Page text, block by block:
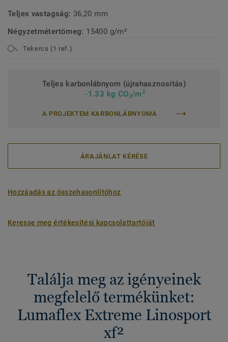
Teljes vastagság: 36,20 mm
Négyzetmétertömeg: 15400 g/m²
Tekercs (1 ref.)
Teljes karbonlábnyom (újrahasznosítás)
-1.33 kg CO2/m2
A PROJEKTEM KARBONLÁBNYOMA
ÁRAJÁNLAT KÉRÉSE
Hozzáadás az összehasonlítóhoz
Keresse meg értékesítési kapcsolattartóját
Találja meg az igényeinek
megfelelő termékünket:
Lumaflex Extreme Linosport
xf²